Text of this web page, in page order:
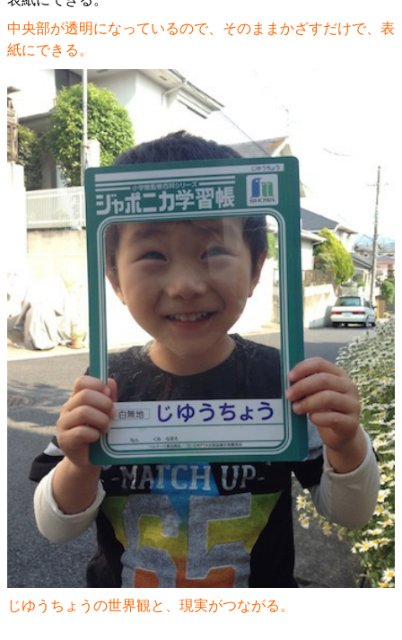
中央部が透明になっているので、そのままかざすだけで、表
紙にできる。
じゆうちょうの世界観と、現実がつながる。